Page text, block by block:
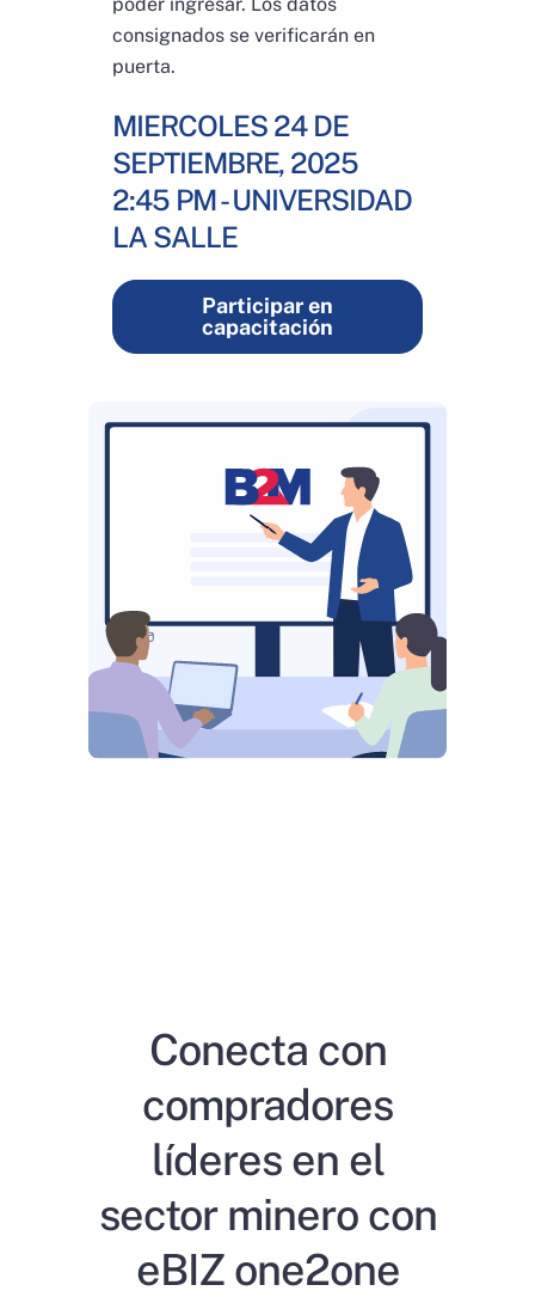
consignados se verificarán en
puerta.
MIERCOLES 24 DE
SEPTIEMBRE, 2025
2:45 PM - UNIVERSIDAD
LA SALLE
Participar en
capacitación
Conecta con
compradores
líderes en el
sector minero con
eBIZ one2one